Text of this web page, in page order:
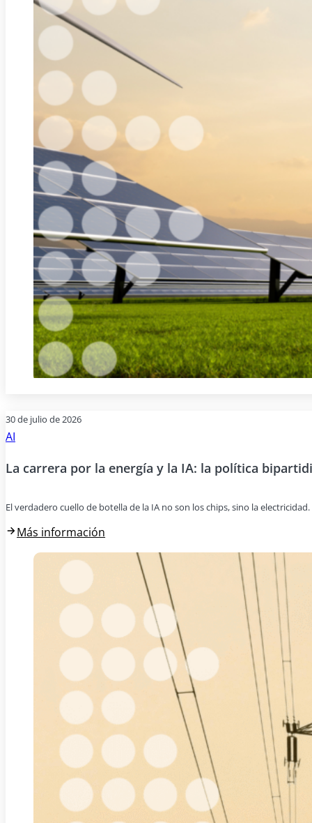
30 de julio de 2026
AI
La carrera por la energía y la IA: la política
El verdadero cuello de botella de la IA no son los chips, sino la
Más información